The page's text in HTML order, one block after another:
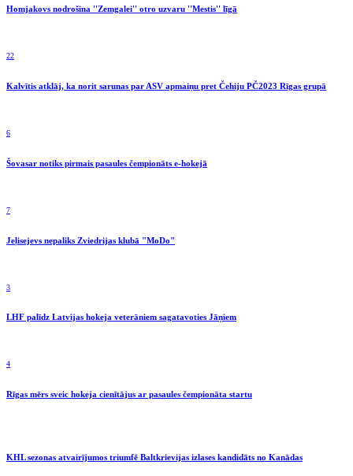
Homjakovs nodrošina ''Zemgalei'' otro uzvaru ''Mestis'' līgā
22
Kalvītis atklāj, ka norit sarunas par ASV apmaiņu pret Čehiju PČ2023 Rīgas grupā
6
Šovasar notiks pirmais pasaules čempionāts e-hokejā
7
Jeļisejevs nepaliks Zviedrijas klubā "MoDo"
3
LHF palīdz Latvijas hokeja veterāniem sagatavoties Jāņiem
4
Rīgas mērs sveic hokeja cienītājus ar pasaules čempionāta startu
KHL sezonas atvairījumos triumfē Baltkrievijas izlases kandidāts no Kanādas